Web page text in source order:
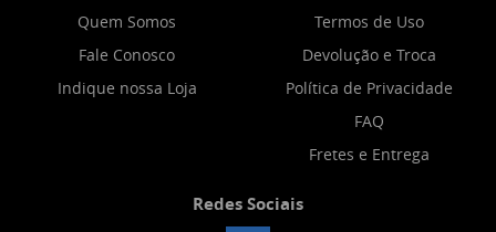
Quem Somos
Fale Conosco
Indique nossa Loja
Termos de Uso
Devolução e Troca
Política de Privacidade
FAQ
Fretes e Entrega
Redes Sociais